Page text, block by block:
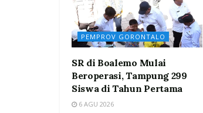
PEMPROV GORONTALO
SR di Boalemo Mulai
Beroperasi, Tampung 299
Siswa di Tahun Pertama
6 AGU 2026